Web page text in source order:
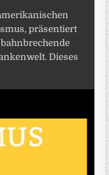
präsentiert
Dieses